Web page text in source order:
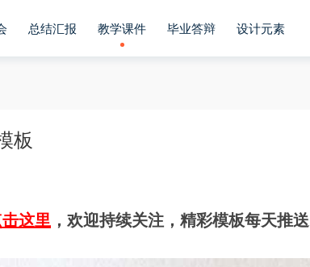
总结汇报 教学课件 毕业答辩 设计元素
板
击这里 ，欢迎持续关注，精彩模板每天推送